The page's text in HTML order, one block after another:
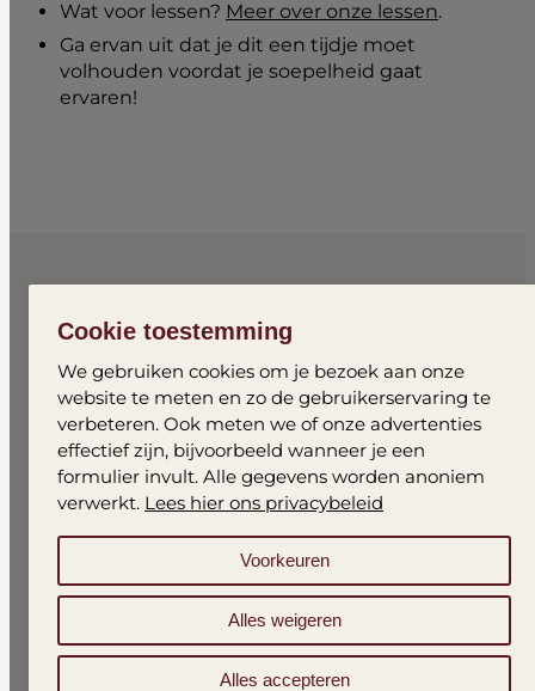
Wat voor lessen? Meer over onze lessen.
Ga ervan uit dat je dit een tijdje moet
volhouden voordat je soepelheid gaat
ervaren!
Gratis proefles
aanmelden
Naam *
Cookie toestemming
We gebruiken cookies om je bezoek aan onze
website te meten en zo de gebruikerservaring te
verbeteren. Ook meten we of onze advertenties
effectief zijn, bijvoorbeeld wanneer je een
formulier invult. Alle gegevens worden anoniem
verwerkt. Lees hier ons privacybeleid
Voorkeuren
Alles weigeren
Alles accepteren